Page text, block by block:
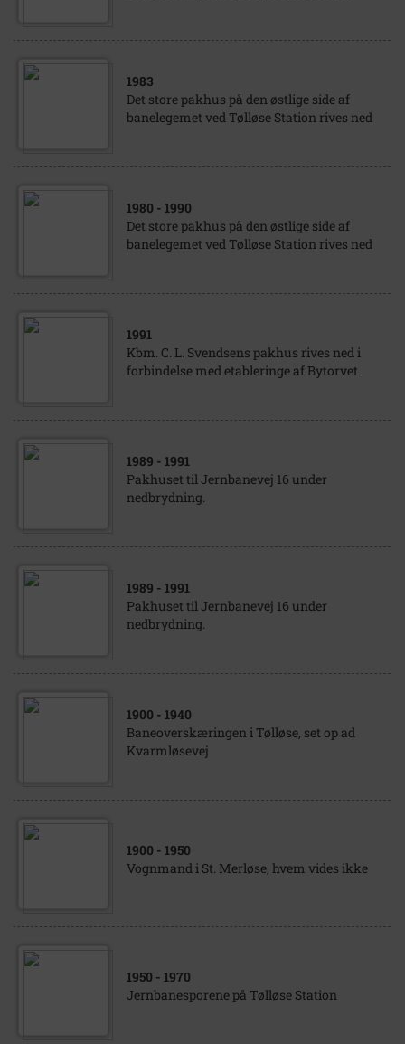
1983
Det store pakhus på den østlige side af
banelegemet ved Tølløse Station rives ned
1980 - 1990
Det store pakhus på den østlige side af
banelegemet ved Tølløse Station rives ned
1991
Kbm. C. L. Svendsens pakhus rives ned i
forbindelse med etableringe af Bytorvet
1989 - 1991
Pakhuset til Jernbanevej 16 under
nedbrydning.
1989 - 1991
Pakhuset til Jernbanevej 16 under
nedbrydning.
1900 - 1940
Baneoverskæringen i Tølløse, set op ad
Kvarmløsevej
1900 - 1950
Vognmand i St. Merløse, hvem vides ikke
1950 - 1970
Jernbanesporene på Tølløse Station